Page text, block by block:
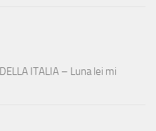
ITALIA – Luna lei mi